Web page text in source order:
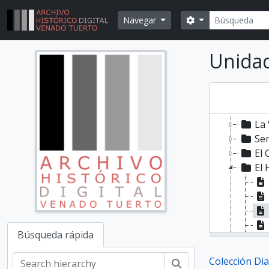
Skip to main content
Navegar
Búsqueda
Search options
Búsqueda rápida
Búsqueda
La
La
El
El
Colección